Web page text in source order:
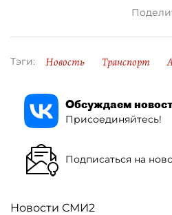
Тэги: Новость Транспорт
Обсуждаем
Присоединяйтесь!
Подписаться на
Новости СМИ2